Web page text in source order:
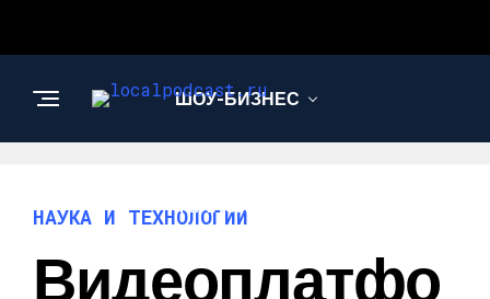
ШОУ-БИЗНЕС
ТЕХНОЛОГИИ
НАУКА И ТЕХНОЛОГИИ
Видеоплатфо